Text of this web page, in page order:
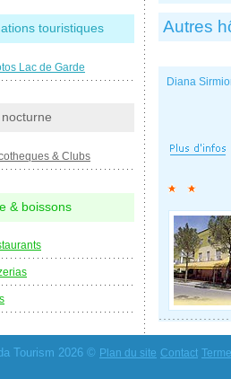
Autres
Diana
touristiques
Lac de Garde
& Clubs
& boissons
Tourism 2026 © Plan du site Contact